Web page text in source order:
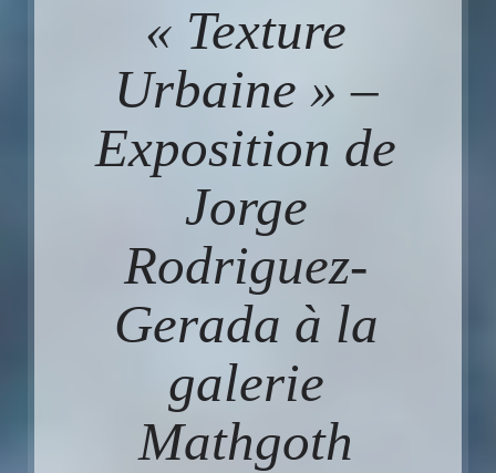
« Texture
Urbaine » –
Exposition de
Jorge
Rodriguez-
Gerada à la
galerie
Mathgoth